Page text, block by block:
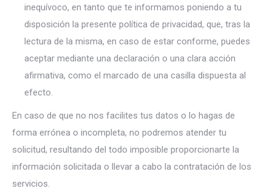
inequívoco, en tanto que te informamos poniendo a tu
disposición la presente política de privacidad, que, tras la
lectura de la misma, en caso de estar conforme, puedes
aceptar mediante una declaración o una clara acción
afirmativa, como el marcado de una casilla dispuesta al
efecto.
En caso de que no nos facilites tus datos o lo hagas de
forma errónea o incompleta, no podremos atender tu
solicitud, resultando del todo imposible proporcionarte la
información solicitada o llevar a cabo la contratación de los
servicios.